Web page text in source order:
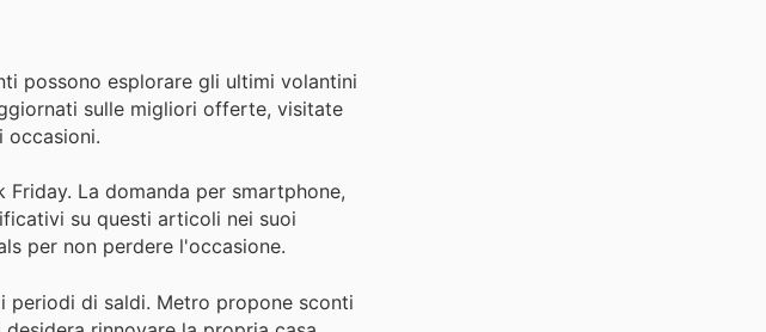
possono esplorare gli ultimi volantini
sulle migliori offerte, visitate
occasioni.
La domanda per smartphone,
su questi articoli nei suoi
per non perdere l'occasione.
periodi di saldi. Metro propone sconti